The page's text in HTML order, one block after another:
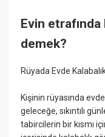
Evin
demek?
Rüyada Evde
Kişinin rüyasında
geleceğe, sıkıntılı
tabircilerin bir kısmı